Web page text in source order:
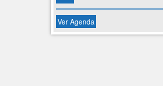
Ver Agenda